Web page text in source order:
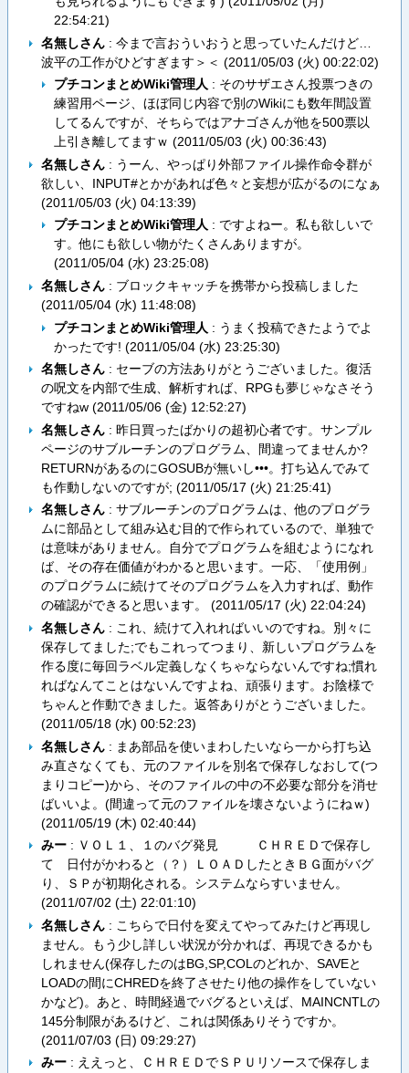
22:54:21)
名無しさん: 今まで言おういおうと思っていたんだけど…
波平の工作がひどすぎます＞＜ (2011/05/03 (火) 00:22:02)
プチコンまとめWiki管理人 : そのサザエさん投票つきの
練習用ページ、ほぼ同じ内容で別のWikiにも数年間設置
してるんですが、そちらではアナゴさんが他を500票以
上引き離してますｗ (2011/05/03 (火) 00:36:43)
名無しさん: うーん、やっぱり外部ファイル操作命令群が
欲しい、INPUT#とかがあれば色々と妄想が広がるのになぁ
(2011/05/03 (火) 04:13:39)
プチコンまとめWiki管理人 : ですよねー。私も欲しいで
す。他にも欲しい物がたくさんありますが。
(2011/05/04 (水) 23:25:08)
名無しさん: ブロックキャッチを携帯から投稿しました
(2011/05/04 (水) 11:48:08)
プチコンまとめWiki管理人 : うまく投稿できたようでよ
かったです! (2011/05/04 (水) 23:25:30)
名無しさん: セーブの方法ありがとうございました。復活
の呪文を内部で生成、解析すれば、RPGも夢じゃなさそう
ですねw (2011/05/06 (金) 12:52:27)
名無しさん: 昨日買ったばかりの超初心者です。サンプル
ページのサブルーチンのプログラム、間違ってませんか?
RETURNがあるのにGOSUBが無いし•••。打ち込んでみて
も作動しないのですが; (2011/05/17 (火) 21:25:41)
名無しさん: サブルーチンのプログラムは、他のプログラ
ムに部品として組み込む目的で作られているので、単独で
は意味がありません。自分でプログラムを組むようになれ
ば、その存在価値がわかると思います。一応、「使用例」
のプログラムに続けてそのプログラムを入力すれば、動作
の確認ができると思います。 (2011/05/17 (火) 22:04:24)
名無しさん: これ、続けて入れればいいのですね。別々に
保存してました;でもこれってつまり、新しいプログラムを
作る度に毎回ラベル定義しなくちゃならないんですね;慣れ
ればなんてことはないんですよね、頑張ります。お陰様で
ちゃんと作動できました。返答ありがとうございました。
(2011/05/18 (水) 00:52:23)
名無しさん: まあ部品を使いまわしたいなら一から打ち込
み直さなくても、元のファイルを別名で保存しなおして(つ
まりコピー)から、そのファイルの中の不必要な部分を消せ
ばいいよ。(間違って元のファイルを壊さないようにねｗ)
(2011/05/19 (木) 02:40:44)
みー: ＶＯＬ１、１のバグ発見 ＣＨＲＥＤで保存し
て 日付がかわると（？）ＬＯＡＤしたときＢＧ面がバグ
り、ＳＰが初期化される。システムならすいません。
(2011/07/02 (土) 22:01:10)
名無しさん: こちらで日付を変えてやってみたけど再現し
ません。もう少し詳しい状況が分かれば、再現できるかも
しれません(保存したのはBG,SP,COLのどれか、SAVEと
LOADの間にCHREDを終了させたり他の操作をしていない
かなど)。あと、時間経過でバグるといえば、MAINCNTLの
145分制限があるけど、これは関係ありそうですか。
(2011/07/03 (日) 09:29:27)
みー: ええっと、ＣＨＲＥＤでＳＰＵリソースで保存しま